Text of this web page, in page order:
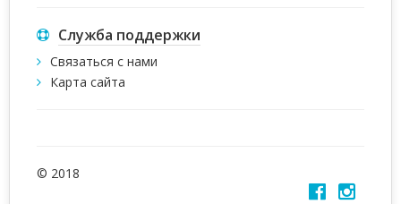
Служба поддержки
Связаться с нами
Карта сайта
© 2018